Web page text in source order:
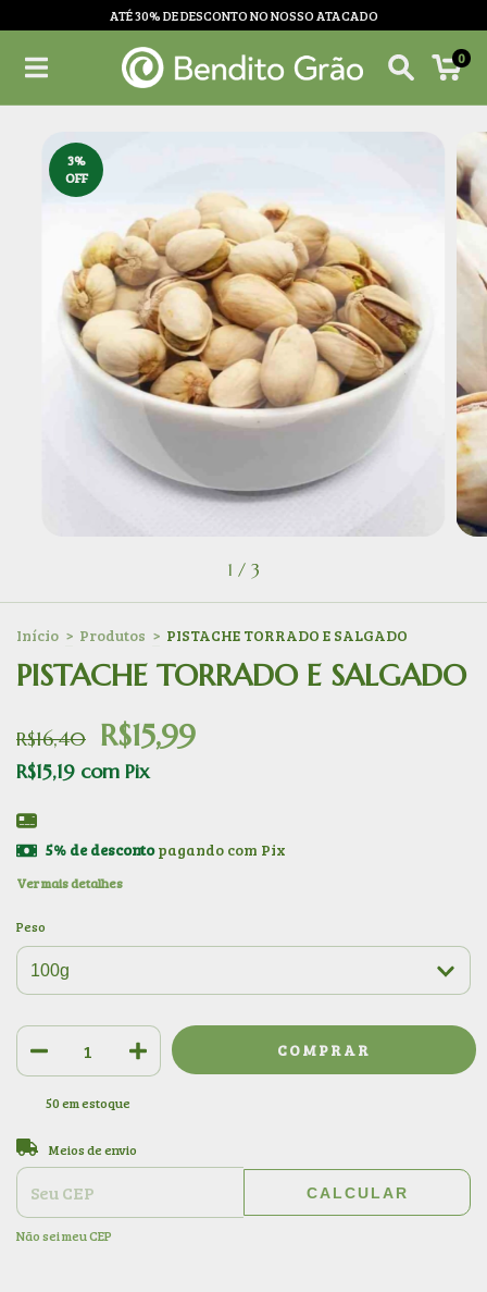
ATÉ 30% DE DESCONTO NO NOSSO ATACADO
0
3%
OFF
1 / 3
Início > Produtos > PISTACHE TORRADO E SALGADO
PISTACHE TORRADO E SALGADO
R$16,40 R$15,99
R$15,19 com Pix
5% de descontopagando com Pix
Ver mais detalhes
Peso
50em estoque
Entregas para o CEP:
Meios de envio
CALCULAR
Não sei meu CEP